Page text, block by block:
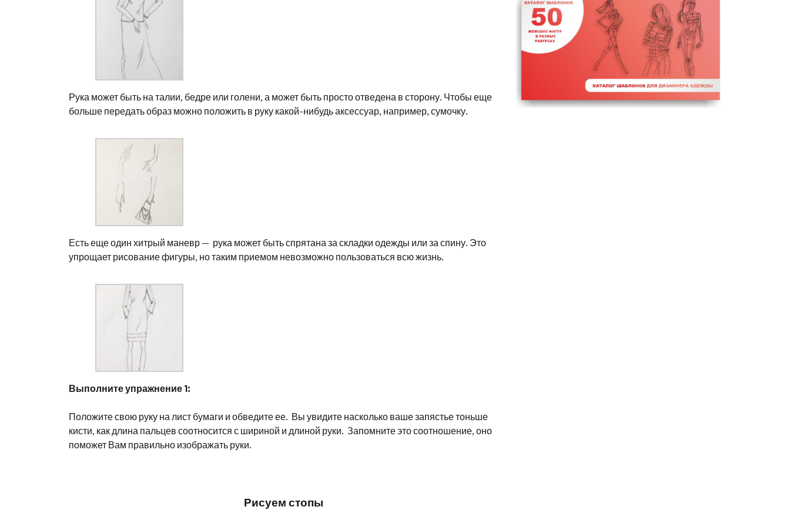
Рука может быть на талии, бедре или голени, а может быть просто отведена в сторону. Чтобы еще
больше передать образ можно положить в руку какой-нибудь аксессуар, например, сумочку.
Есть еще один хитрый маневр — рука может быть спрятана за складки одежды или за спину. Это
упрощает рисование фигуры, но таким приемом невозможно пользоваться всю жизнь.
Выполните упражнение 1:
Положите свою руку на лист бумаги и обведите ее. Вы увидите насколько ваше запястье тоньше
кисти, как длина пальцев соотносится с шириной и длиной руки. Запомните это соотношение, оно
поможет Вам правильно изображать руки.
Рисуем стопы